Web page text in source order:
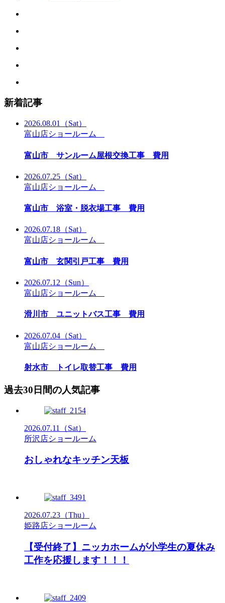
新着記事
2026.08.01
（Sat）
富山店ショールーム
富山市 サンルーム屋根交換工事 費用
2026.07.25 （Sat）
富山店ショールーム
富山市 浴室・脱衣場工事 費用
2026.07.18 （Sat）
富山店ショールーム
富山市 玄関引戸工事 費用
2026.07.12 （Sun）
富山店ショールーム
滑川市 ユニットバス工事 費用
2026.07.04 （Sat）
富山店ショールーム
射水市 トイレ取替工事 費用
過去30日間の人気記事
2026.07.11
（Sat）
所沢店ショールーム
おしゃれなキッチン天板
2026.07.23 （Thu）
姫路店ショールーム
【受付終了】ニッカホームが小学生の夏休み
工作を応援します！！！